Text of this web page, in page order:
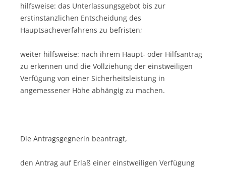
hilfsweise: das Unterlassungsgebot bis zur
erstinstanzlichen Entscheidung des
Hauptsacheverfahrens zu befristen;
weiter hilfsweise: nach ihrem Haupt- oder Hilfsantrag
zu erkennen und die Vollziehung der einstweiligen
Verfügung von einer Sicherheitsleistung in
angemessener Höhe abhängig zu machen.
Die Antragsgegnerin beantragt,
den Antrag auf Erlaß einer einstweiligen Verfügung